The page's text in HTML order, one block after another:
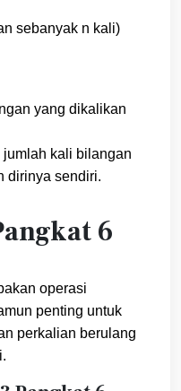
sebanyak n kali)
yang dikalikan
kali bilangan
dirinya sendiri.
6
operasi
penting untuk
perkalian berulang